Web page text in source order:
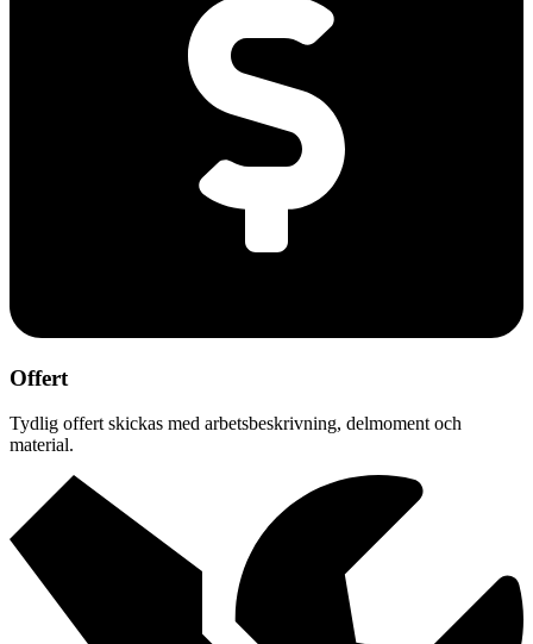
Offert
Tydlig offert skickas med arbetsbeskrivning, delmoment och
material.